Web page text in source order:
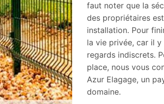
faut noter que la
des propriétaires
installation. Pour
la vie privée, car il
regards indiscrets.
place, nous vous
Azur Elagage, un
domaine.